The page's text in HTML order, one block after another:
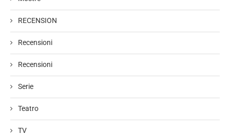
RECENSION
Recensioni
Recensioni
Serie
Teatro
TV